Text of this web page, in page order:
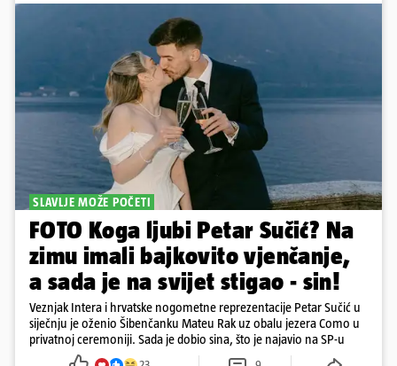
SLAVLJE MOŽE POČETI
FOTO Koga ljubi Petar Sučić? Na
zimu imali bajkovito vjenčanje,
a sada je na svijet stigao - sin!
Veznjak Intera i hrvatske nogometne reprezentacije Petar Sučić u
siječnju je oženio Šibenčanku Mateu Rak uz obalu jezera Como u
privatnoj ceremoniji. Sada je dobio sina, što je najavio na SP-u